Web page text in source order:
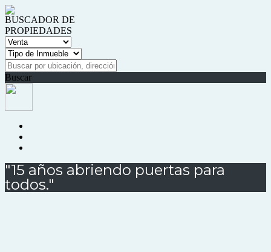
BUSCADOR DE
PROPIEDADES
Buscar
"15 años abriendo puertas para
todos."